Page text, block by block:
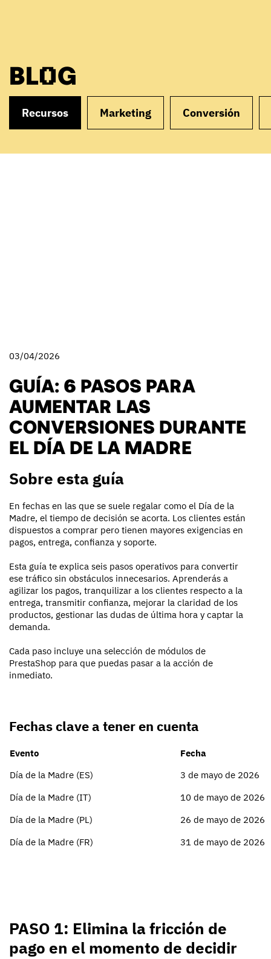
BLOG
Recursos Marketing Conversión
03/04/2026
GUÍA: 6 PASOS PARA
AUMENTAR LAS
CONVERSIONES DURANTE
EL DÍA DE LA MADRE
Sobre esta guía
En fechas en las que se suele regalar como el Día de la
Madre, el tiempo de decisión se acorta. Los clientes están
dispuestos a comprar pero tienen mayores exigencias en
pagos, entrega, confianza y soporte.
Esta guía te explica seis pasos operativos para convertir
ese tráfico sin obstáculos innecesarios. Aprenderás a
agilizar los pagos, tranquilizar a los clientes respecto a la
entrega, transmitir confianza, mejorar la claridad de los
productos, gestionar las dudas de última hora y captar la
demanda.
Cada paso incluye una selección de módulos de
PrestaShop para que puedas pasar a la acción de
inmediato.
Fechas clave a tener en cuenta
Evento
Fecha
Día de la Madre (ES)
3 de mayo de 2026
Día de la Madre (IT)
10 de mayo de 2026
Día de la Madre (PL)
26 de mayo de 2026
Día de la Madre (FR)
31 de mayo de 2026
PASO 1: Elimina la fricción de
pago en el momento de decidir